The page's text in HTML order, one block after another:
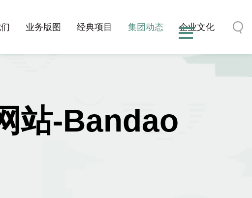
业务版图 经典项目 集团动态 企业文化
站-Bandao